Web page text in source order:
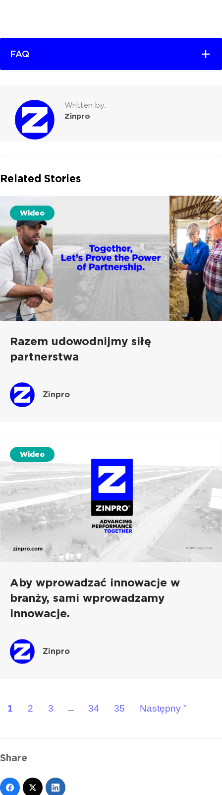
FAQ
Written by:
Zinpro
Related Stories
Wideo
Razem udowodnijmy siłę
partnerstwa
Zinpro
Wideo
Aby wprowadzać innowacje w
branży, sami wprowadzamy
innowacje.
Zinpro
1 2 3 ... 34 35 Następny "
Share